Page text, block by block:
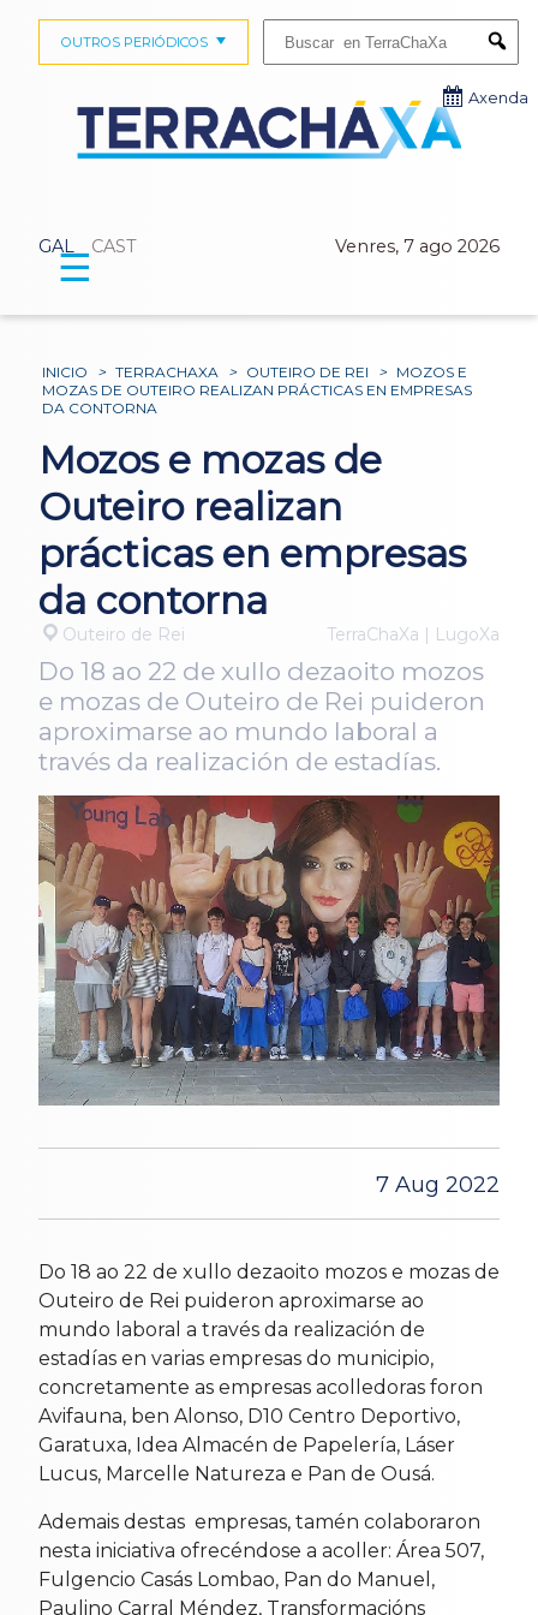
GAL CAST Venres, 7 ago 2026
OUTROS PERIÓDICOS
Axenda
☰
INICIO > TERRACHAXA > OUTEIRO DE REI > MOZOS E
MOZAS DE OUTEIRO REALIZAN PRÁCTICAS EN EMPRESAS
DA CONTORNA
Mozos e mozas de
Outeiro realizan
prácticas en empresas
da contorna
Outeiro de Rei TerraChaXa | LugoXa
Do 18 ao 22 de xullo dezaoito mozos
e mozas de Outeiro de Rei puideron
aproximarse ao mundo laboral a
través da realización de estadías.
7 Aug 2022
Do 18 ao 22 de xullo dezaoito mozos e mozas de
Outeiro de Rei puideron aproximarse ao
mundo laboral a través da realización de
estadías en varias empresas do municipio,
concretamente as empresas acolledoras foron
Avifauna, ben Alonso, D10 Centro Deportivo,
Garatuxa, Idea Almacén de Papelería, Láser
Lucus, Marcelle Natureza e Pan de Ousá.
Ademais destas empresas, tamén colaboraron
nesta iniciativa ofrecéndose a acoller: Área 507,
Fulgencio Casás Lombao, Pan do Manuel,
Paulino Carral Méndez, Transformacións